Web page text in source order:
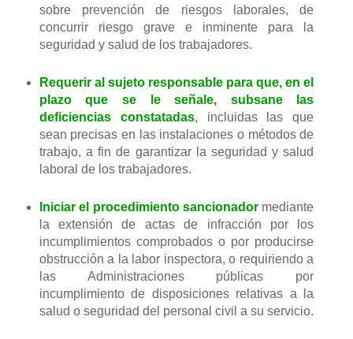
sobre prevención de riesgos laborales, de
concurrir riesgo grave e inminente para la
seguridad y salud de los trabajadores.
Requerir al sujeto responsable para que, en el
plazo que se le señale, subsane las
deficiencias constatadas, incluidas las que
sean precisas en las instalaciones o métodos de
trabajo, a fin de garantizar la seguridad y salud
laboral de los trabajadores.
Iniciar el procedimiento sancionadormediante
la extensión de actas de infracción por los
incumplimientos comprobados o por producirse
obstrucción a la labor inspectora, o requiriendo a
las Administraciones públicas por
incumplimiento de disposiciones relativas a la
salud o seguridad del personal civil a su servicio.